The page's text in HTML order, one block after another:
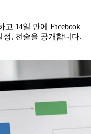
14일 만에 Facebook
정, 전술을 공개합니다.